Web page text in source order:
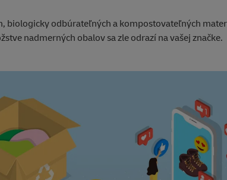
biologicky odbúrateľných a kompostovateľných
nadmerných obalov sa zle odrazí na vašej značke.